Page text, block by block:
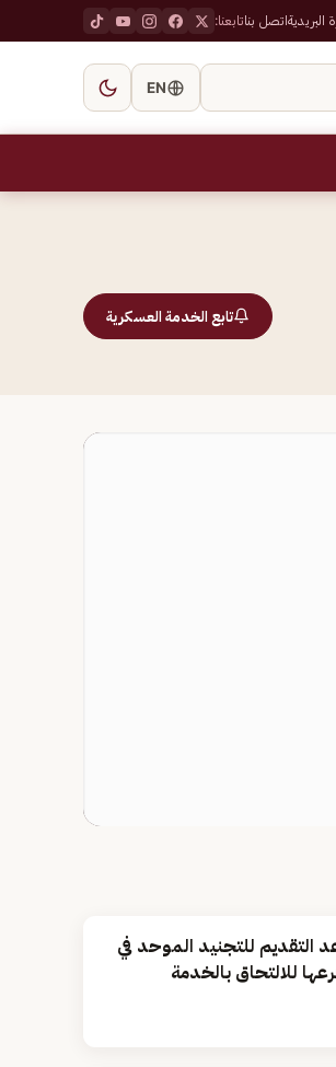
البريديةاتصل بناتابعنا:
EN
تابع الخدمة العسكرية
التقديم للتجنيد الموحد في
للالتحاق بالخدمة